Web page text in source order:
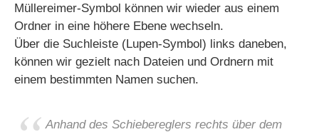
Müllereimer-Symbol können wir wieder aus einem
Ordner in eine höhere Ebene wechseln.
Über die Suchleiste (Lupen-Symbol) links daneben,
können wir gezielt nach Dateien und Ordnern mit
einem bestimmten Namen suchen.
Anhand des Schiebereglers rechts über dem